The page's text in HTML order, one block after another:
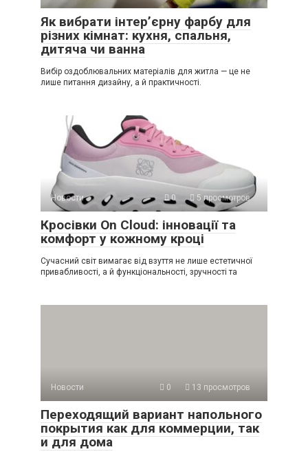
Як вибрати інтер’єрну фарбу для
різних кімнат: кухня, спальня,
дитяча чи ванна
Вибір оздоблювальних матеріалів для житла — це не
лише питання дизайну, а й практичності.
Новости 0 5 просмотров
Кросівки On Cloud: інновації та
комфорт у кожному кроці
Сучасний світ вимагає від взуття не лише естетичної
привабливості, а й функціональності, зручності та
Новости 0 13 просмотров
Переходящий вариант напольного
покрытия как для коммерции, так
и для дома